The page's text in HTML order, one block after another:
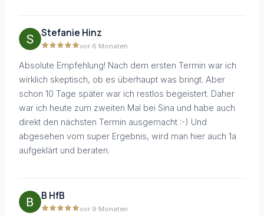
Stefanie Hinz
vor 6 Monaten
Absolute Empfehlung! Nach dem ersten Termin war ich
wirklich skeptisch, ob es überhaupt was bringt. Aber
schon 10 Tage später war ich restlos begeistert. Daher
war ich heute zum zweiten Mal bei Sina und habe auch
direkt den nächsten Termin ausgemacht :-) Und
abgesehen vom super Ergebnis, wird man hier auch 1a
aufgeklärt und beraten.
B HfB
vor 9 Monaten